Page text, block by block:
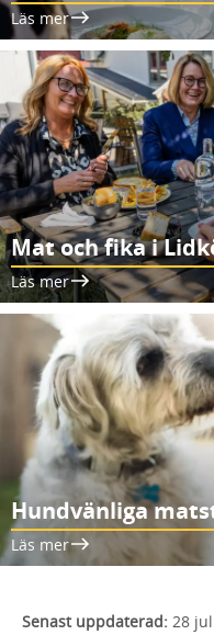
Läs mer
Mat och fika i
Läs mer
Hundvänliga
Läs mer
Senast uppdaterad: 28